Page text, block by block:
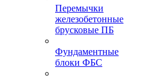
Перемычки
железобетонные
брусковые ПБ
Фундаментные
блоки ФБС